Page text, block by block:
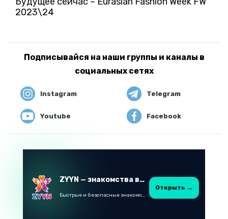
2023\24
Подписывайся на наши группы и каналы в
социальных сетях
Instagram Telegram
Youtube Facebook
ZYYN — знакомства в Казахстане
Быстрые и безопасные знакомства в Telegram
Открыть →